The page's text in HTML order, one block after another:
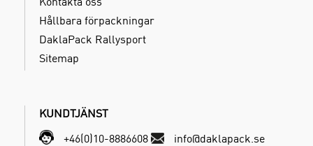
Hållbara förpackningar
DaklaPack Rallysport
Sitemap
KUNDTJÄNST
+46(0)10-8886608
info@daklapack.se